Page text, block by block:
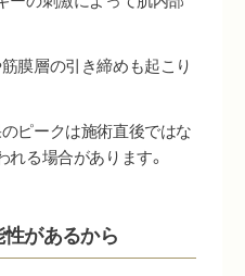
膜層の引き締めも起こり
ピークは施術直後ではな
れる場合があります。
があるから